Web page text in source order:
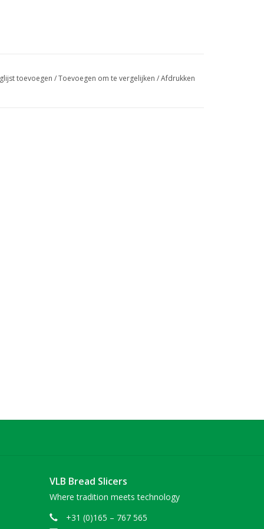
toevoegen /Toevoegen om te vergelijken /Afdrukken
VLB Bread Slicers
Where tradition meets technology
+31 (0)165 – 767 565